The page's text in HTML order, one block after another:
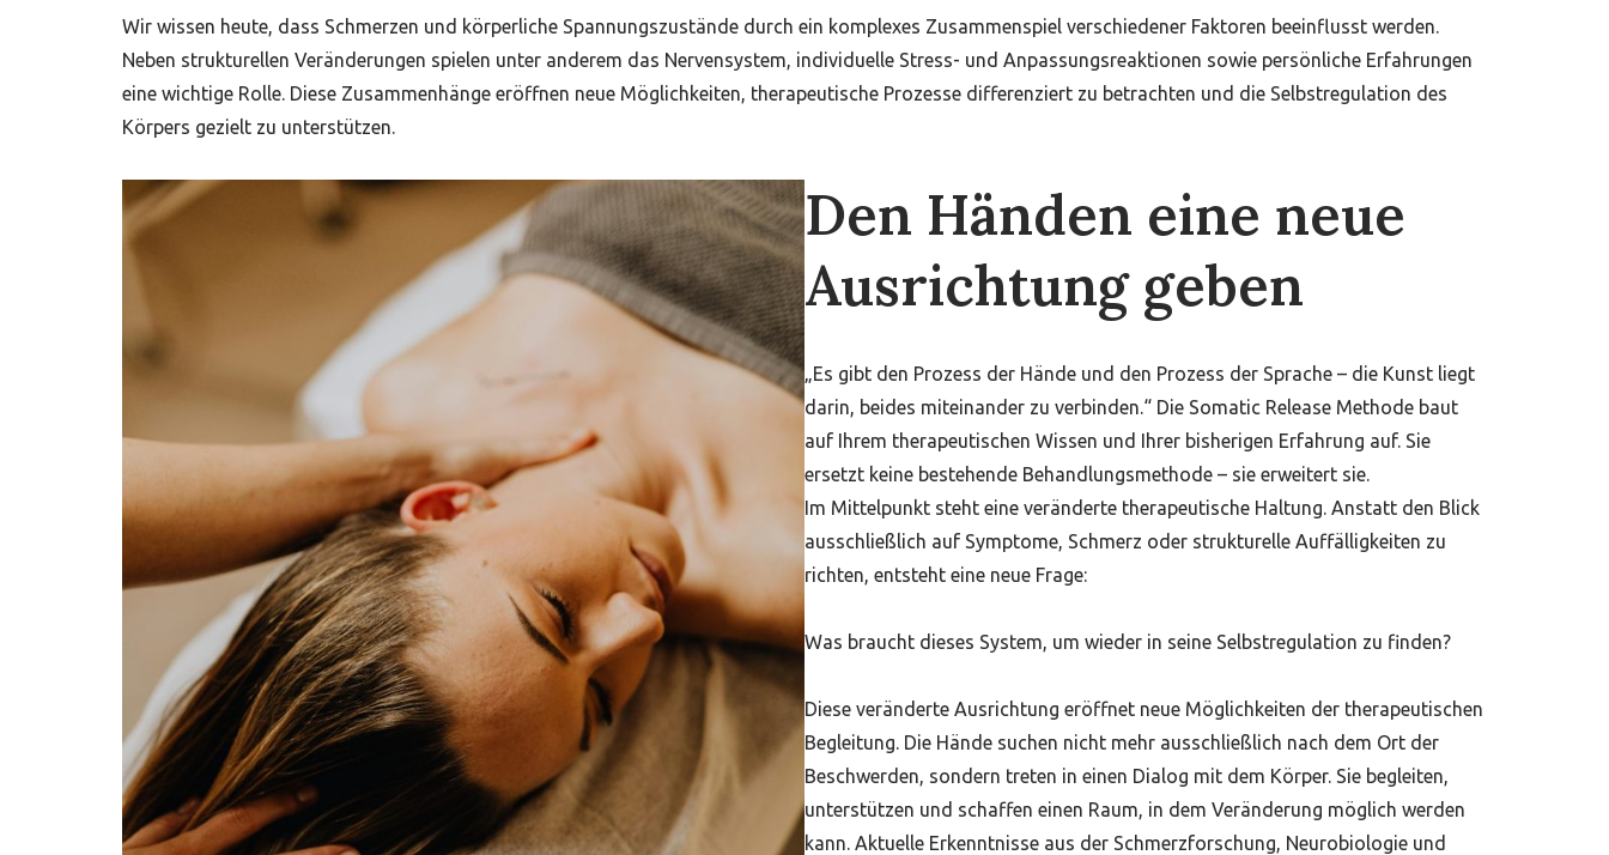
Wir wissen heute, dass Schmerzen und körperliche Spannungszustände durch ein komplexes Zusammenspiel verschiedener Faktoren beeinflusst werden.
Neben strukturellen Veränderungen spielen unter anderem das Nervensystem, individuelle Stress- und Anpassungsreaktionen sowie persönliche Erfahrungen
eine wichtige Rolle. Diese Zusammenhänge eröffnen neue Möglichkeiten, therapeutische Prozesse differenziert zu betrachten und die Selbstregulation des
Körpers gezielt zu unterstützen.
Den Händen eine neue
Ausrichtung geben
„Es gibt den Prozess der Hände und den Prozess der Sprache – die Kunst liegt
darin, beides miteinander zu verbinden.“ Die Somatic Release Methode baut
auf Ihrem therapeutischen Wissen und Ihrer bisherigen Erfahrung auf. Sie
ersetzt keine bestehende Behandlungsmethode – sie erweitert sie.
Im Mittelpunkt steht eine veränderte therapeutische Haltung. Anstatt den Blick
ausschließlich auf Symptome, Schmerz oder strukturelle Auffälligkeiten zu
richten, entsteht eine neue Frage:
Was braucht dieses System, um wieder in seine Selbstregulation zu finden?
Diese veränderte Ausrichtung eröffnet neue Möglichkeiten der therapeutischen
Begleitung. Die Hände suchen nicht mehr ausschließlich nach dem Ort der
Beschwerden, sondern treten in einen Dialog mit dem Körper. Sie begleiten,
unterstützen und schaffen einen Raum, in dem Veränderung möglich werden
kann. Aktuelle Erkenntnisse aus der Schmerzforschung, Neurobiologie und